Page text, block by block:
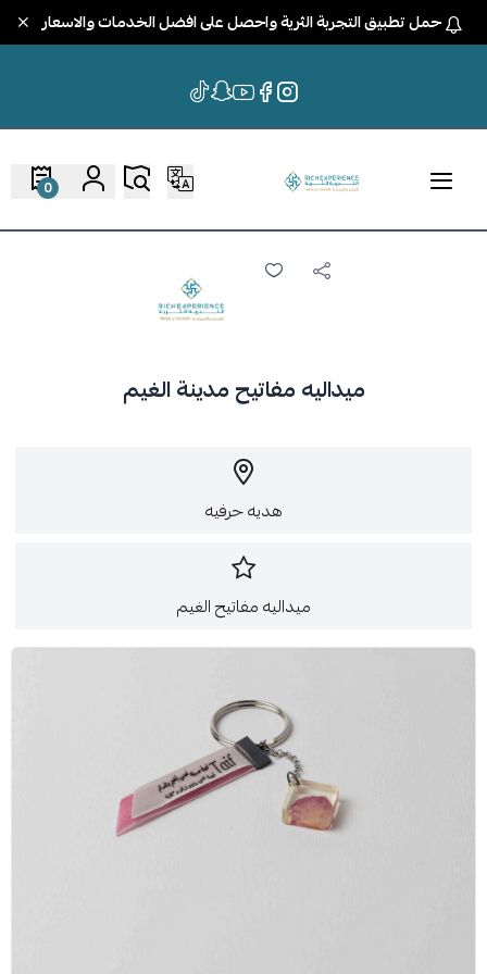
حمل تطبيق التجربة الثرية واحصل على افضل الخدمات والاسعار
0
ميداليه مفاتيح مدينة الغيم
هديه حرفيه
ميداليه مفاتيح الغيم